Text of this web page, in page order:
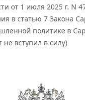
от 1 июля 2025 г. N
в статью 7 Закона
политике в
не вступил в силу)